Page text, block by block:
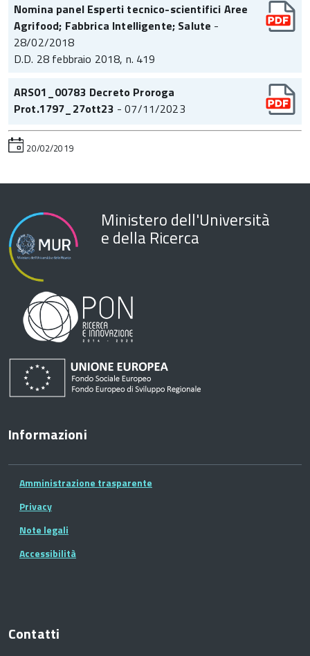
Nomina panel Esperti tecnico-scientifici Aree
Agrifood; Fabbrica Intelligente; Salute -
28/02/2018
D.D. 28 febbraio 2018, n. 419
ARS01_00783 Decreto Proroga
Prot.1797_27ott23 - 07/11/2023
20/02/2019
Ministero dell'Università
e della Ricerca
Informazioni
Amministrazione trasparente
Privacy
Note legali
Accessibilità
Contatti